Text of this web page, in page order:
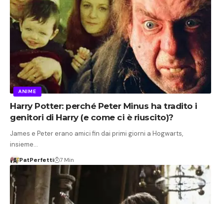
ANIME
Harry Potter: perché Peter Minus ha tradito i
genitori di Harry (e come ci è riuscito)?
James e Peter erano amici fin dai primi giorni a Hogwarts,
insieme…
PatPerfetti 7 Min